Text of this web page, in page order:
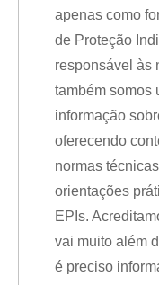
apenas como
de Proteção
responsável às
também somos
informação
oferecendo
normas
orientações
EPIs.
vai muito além
é preciso